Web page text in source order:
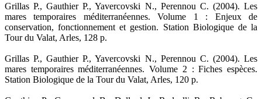
Grillas P., Gauthier P., Yavercovski N., Perennou C. (2004). Les
mares temporaires méditerranéennes. Volume 1 : Enjeux de
conservation, fonctionnement et gestion. Station Biologique de la
Tour du Valat, Arles, 128 p.
Grillas P., Gauthier P., Yavercovski N., Perennou C. (2004). Les
mares temporaires méditerranéennes. Volume 2 : Fiches espèces.
Station Biologique de la Tour du Valat, Arles, 120 p.